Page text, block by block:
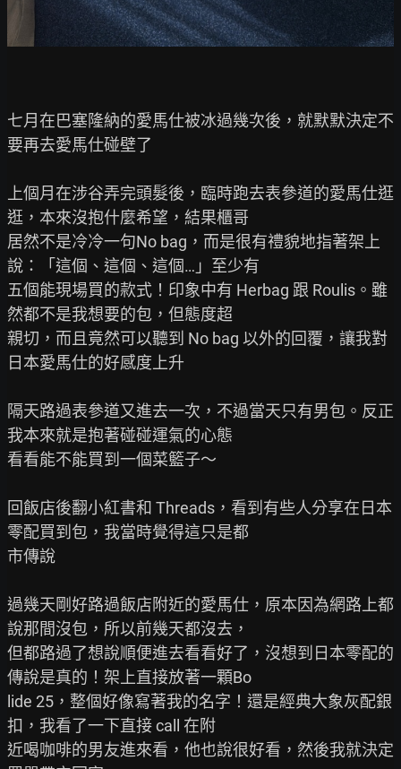
七月在巴塞隆納的愛馬仕被冰過幾次後，就默默決定不
要再去愛馬仕碰壁了
上個月在涉谷弄完頭髮後，臨時跑去表參道的愛馬仕逛
逛，本來沒抱什麼希望，結果櫃哥
居然不是冷冷一句No bag，而是很有禮貌地指著架上
說：「這個、這個、這個…」至少有
五個能現場買的款式！印象中有 Herbag 跟 Roulis。雖
然都不是我想要的包，但態度超
親切，而且竟然可以聽到 No bag 以外的回覆，讓我對
日本愛馬仕的好感度上升
隔天路過表參道又進去一次，不過當天只有男包。反正
我本來就是抱著碰碰運氣的心態
看看能不能買到一個菜籃子～
回飯店後翻小紅書和 Threads，看到有些人分享在日本
零配買到包，我當時覺得這只是都
市傳說
過幾天剛好路過飯店附近的愛馬仕，原本因為網路上都
說那間沒包，所以前幾天都沒去，
但都路過了想說順便進去看看好了，沒想到日本零配的
傳說是真的！架上直接放著一顆Bo
lide 25，整個好像寫著我的名字！還是經典大象灰配銀
扣，我看了一下直接 call 在附
近喝咖啡的男友進來看，他也說很好看，然後我就決定